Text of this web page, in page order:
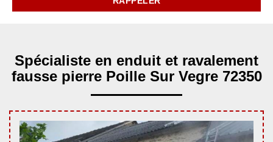
Spécialiste en enduit et ravalement
fausse pierre Poille Sur Vegre 72350